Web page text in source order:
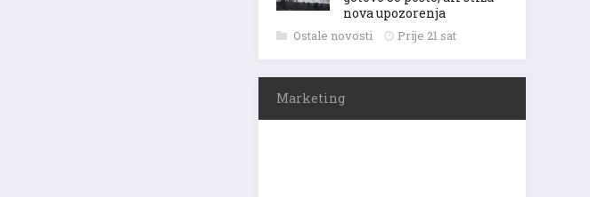
nova upozorenja
Ostale novosti Prije 21 sat
Marketing